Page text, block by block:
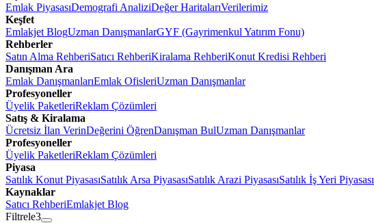
Emlak PiyasasıDemografi AnaliziDeğer HaritalarıVerilerimiz
Keşfet
Emlakjet BlogUzman DanışmanlarGYF (Gayrimenkul Yatırım Fonu)
Rehberler
Satın Alma RehberiSatıcı RehberiKiralama RehberiKonut Kredisi Rehberi
Danışman Ara
Emlak DanışmanlarıEmlak OfisleriUzman Danışmanlar
Profesyoneller
Üyelik PaketleriReklam Çözümleri
Satış & Kiralama
Ücretsiz İlan VerinDeğerini ÖğrenDanışman BulUzman Danışmanlar
Profesyoneller
Üyelik PaketleriReklam Çözümleri
Piyasa
Satılık Konut PiyasasıSatılık Arsa PiyasasıSatılık Arazi PiyasasıSatılık İş Yeri Piyasası
Kaynaklar
Satıcı RehberiEmlakjet Blog
Filtrele3